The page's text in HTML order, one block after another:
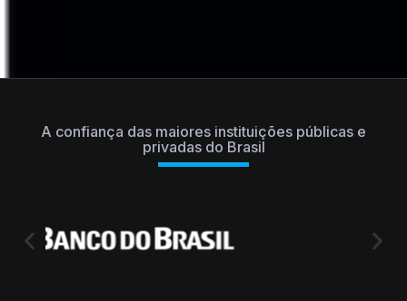
A confiança das maiores instituições públicas e
privadas do Brasil